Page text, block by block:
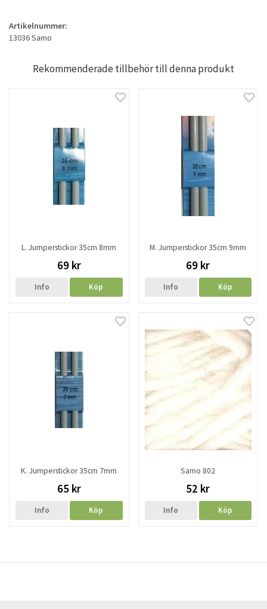
Artikelnummer:
13036 Samo
Rekommenderade tillbehör till denna produkt
L. Jumperstickor 35cm 8mm
69 kr
Info Köp
M. Jumperstickor 35cm 9mm
69 kr
Info Köp
K. Jumperstickor 35cm 7mm
65 kr
Info Köp
Samo 802
52 kr
Info Köp